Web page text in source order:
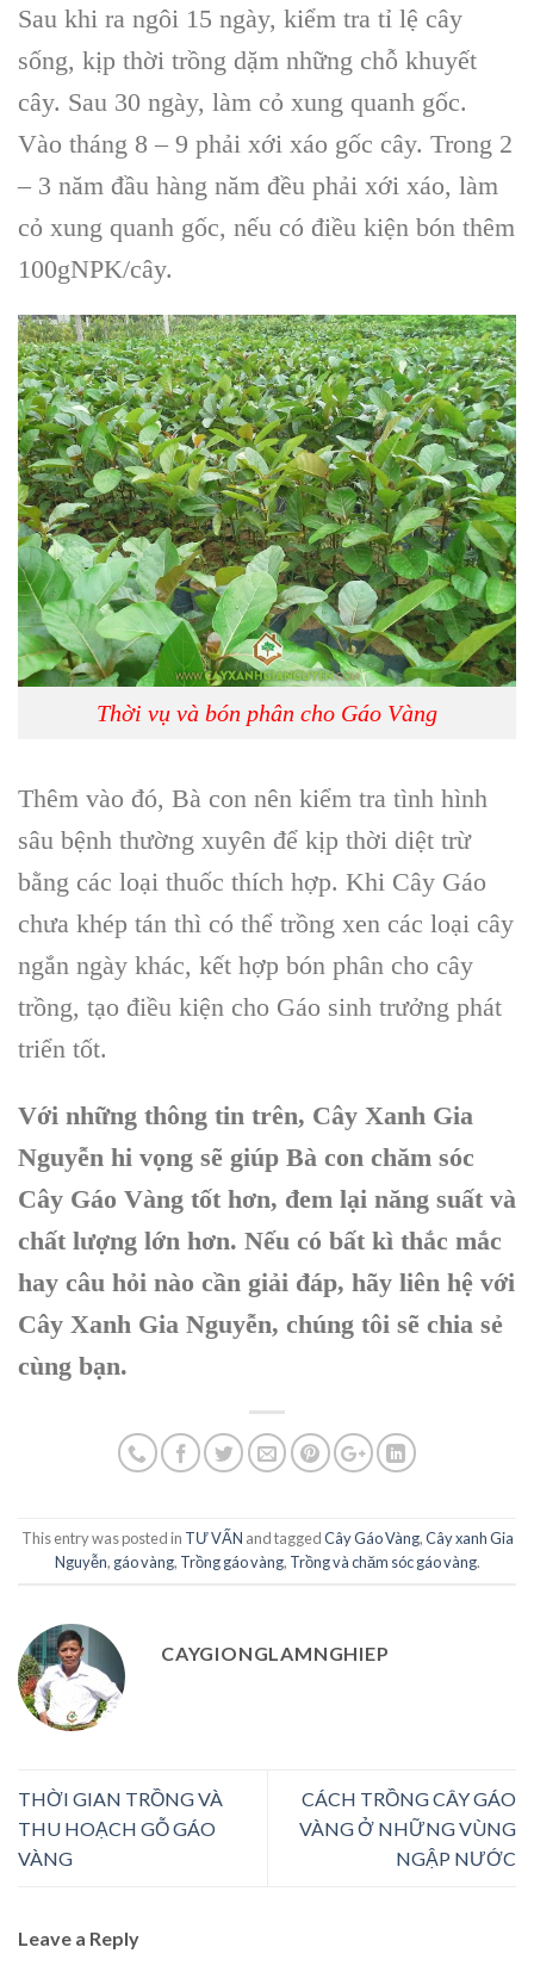
Sau khi ra ngôi 15 ngày, kiểm tra tỉ lệ cây
sống, kịp thời trồng dặm những chỗ khuyết
cây. Sau 30 ngày, làm cỏ xung quanh gốc.
Vào tháng 8 – 9 phải xới xáo gốc cây. Trong 2
– 3 năm đầu hàng năm đều phải xới xáo, làm
cỏ xung quanh gốc, nếu có điều kiện bón thêm
100gNPK/cây.
Thời vụ và bón phân cho Gáo Vàng
Thêm vào đó, Bà con nên kiểm tra tình hình
sâu bệnh thường xuyên để kịp thời diệt trừ
bằng các loại thuốc thích hợp. Khi Cây Gáo
chưa khép tán thì có thể trồng xen các loại cây
ngắn ngày khác, kết hợp bón phân cho cây
trồng, tạo điều kiện cho Gáo sinh trưởng phát
triển tốt.
Với những thông tin trên, Cây Xanh Gia
Nguyễn hi vọng sẽ giúp Bà con chăm sóc
Cây Gáo Vàng tốt hơn, đem lại năng suất và
chất lượng lớn hơn. Nếu có bất kì thắc mắc
hay câu hỏi nào cần giải đáp, hãy liên hệ với
Cây Xanh Gia Nguyễn, chúng tôi sẽ chia sẻ
cùng bạn.
This entry was posted in TƯ VẤN and taggedCây Gáo Vàng,Cây xanh Gia
Nguyễn, gáo vàng, Trồng gáo vàng, Trồng và chăm sóc gáo vàng.
CAYGIONGLAMNGHIEP
THỜI GIAN TRỒNG VÀ
THU HOẠCH GỖ GÁO
VÀNG
CÁCH TRỒNG CÂY GÁO
VÀNG Ở NHỮNG VÙNG
NGẬP NƯỚC
Leave a Reply